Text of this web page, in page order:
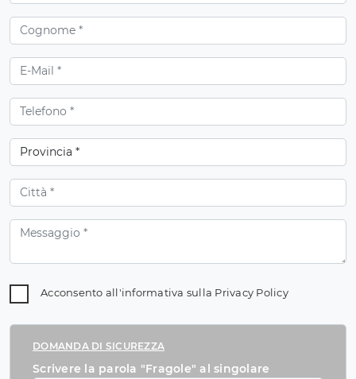
Acconsento all'informativa sulla Privacy Policy
DOMANDA DI SICUREZZA
Scrivere la parola "Fragole" al singolare